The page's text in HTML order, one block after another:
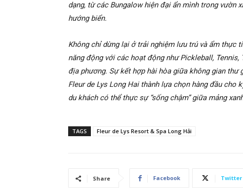
dạng, từ các Bungalow hiện đại ẩn mình trong vườn
hướng biển.
Không chỉ dừng lại ở trải nghiệm lưu trú và ẩm thực
năng động với các hoạt động như Pickleball,
địa phương. Sự kết hợp hài hòa giữa không gian thư
Fleur de Lys Long Hai thành lựa chọn hàng đầu cho
du khách có thể thực sự “sống chậm” giữa mảng
TAGS Fleur de Lys Resort & Spa Long Hải
Share Facebook Twitter